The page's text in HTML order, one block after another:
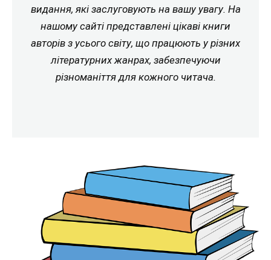
видання, які заслуговують на вашу увагу. На
нашому сайті представлені цікаві книги
авторів з усього світу, що працюють у різних
літературних жанрах, забезпечуючи
різноманіття для кожного читача.